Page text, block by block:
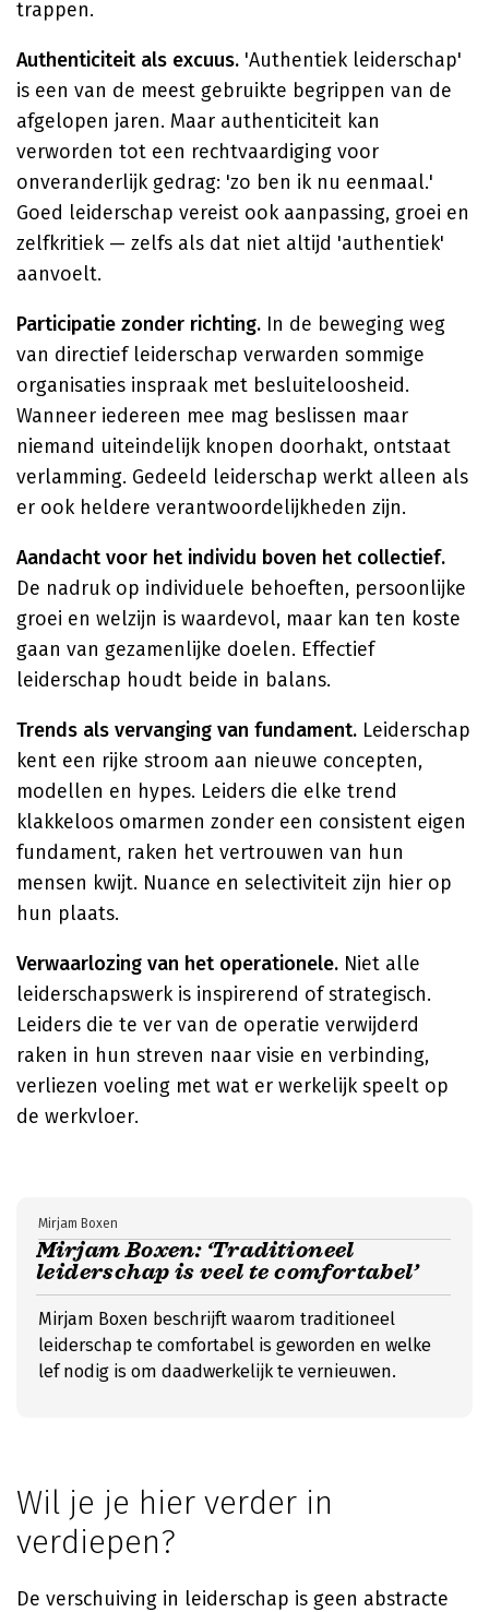
trappen.
Authenticiteit als excuus. 'Authentiek leiderschap'
is een van de meest gebruikte begrippen van de
afgelopen jaren. Maar authenticiteit kan
verworden tot een rechtvaardiging voor
onveranderlijk gedrag: 'zo ben ik nu eenmaal.'
Goed leiderschap vereist ook aanpassing, groei en
zelfkritiek — zelfs als dat niet altijd 'authentiek'
aanvoelt.
Participatie zonder richting. In de beweging weg
van directief leiderschap verwarden sommige
organisaties inspraak met besluiteloosheid.
Wanneer iedereen mee mag beslissen maar
niemand uiteindelijk knopen doorhakt, ontstaat
verlamming. Gedeeld leiderschap werkt alleen als
er ook heldere verantwoordelijkheden zijn.
Aandacht voor het individu boven het collectief.
De nadruk op individuele behoeften, persoonlijke
groei en welzijn is waardevol, maar kan ten koste
gaan van gezamenlijke doelen. Effectief
leiderschap houdt beide in balans.
Trends als vervanging van fundament. Leiderschap
kent een rijke stroom aan nieuwe concepten,
modellen en hypes. Leiders die elke trend
klakkeloos omarmen zonder een consistent eigen
fundament, raken het vertrouwen van hun
mensen kwijt. Nuance en selectiviteit zijn hier op
hun plaats.
Verwaarlozing van het operationele. Niet alle
leiderschapswerk is inspirerend of strategisch.
Leiders die te ver van de operatie verwijderd
raken in hun streven naar visie en verbinding,
verliezen voeling met wat er werkelijk speelt op
de werkvloer.
Mirjam Boxen: ‘Traditioneel
leiderschap is veel te comfortabel’
Mirjam Boxen
Mirjam Boxen beschrijft waarom traditioneel
leiderschap te comfortabel is geworden en welke
lef nodig is om daadwerkelijk te vernieuwen.
Wil je je hier verder in
verdiepen?
De verschuiving in leiderschap is geen abstracte